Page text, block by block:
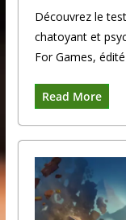
Découvrez le
chatoyant et
For Games,
Read More